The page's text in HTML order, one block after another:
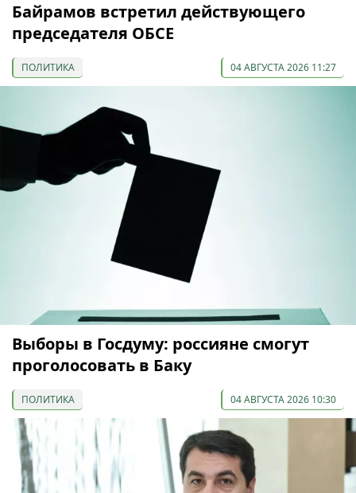
Байрамов встретил действующего
председателя ОБСЕ
ПОЛИТИКА 04 АВГУСТА 2026 11:27
Выборы в Госдуму: россияне смогут
проголосовать в Баку
ПОЛИТИКА 04 АВГУСТА 2026 10:30